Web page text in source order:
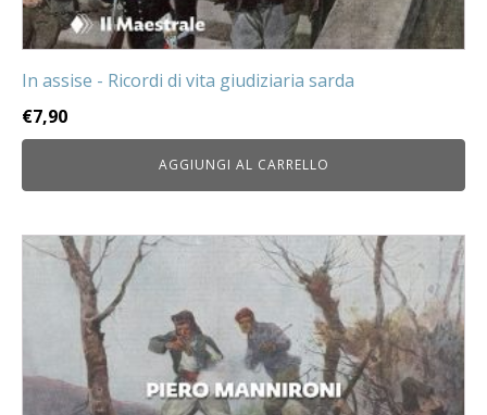
In assise - Ricordi di vita giudiziaria sarda
€7,90
AGGIUNGI AL CARRELLO